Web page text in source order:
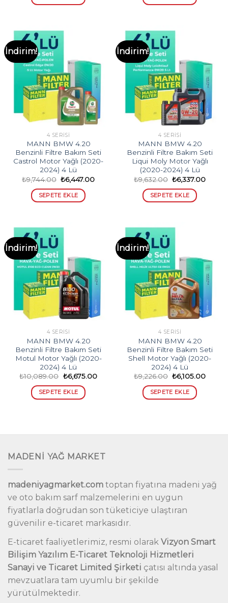
İndirim!
4 SERISI
MANN BMW 4.20
Benzinli Filtre Bakım Seti
Castrol Motor Yağlı (2020-
2024) 4 Lü
₺9,744.00 Orijinal
fiyat:
₺9,744.00.
₺6,447.00Şu
SEPETE EKLE
İndirim!
4 SERISI
MANN BMW 4.20
Benzinli Filtre Bakım Seti
Liqui Moly Motor Yağlı
(2020-2024) 4 Lü
₺9,632.00 Orijinal
fiyat:
₺9,632.00.
₺6,337.00Şu
SEPETE EKLE
İndirim!
4 SERISI
MANN BMW 4.20
Benzinli Filtre Bakım Seti
Motul Motor Yağlı (2020-
2024) 4 Lü
₺10,089.00 Orijinal
fiyat:
₺10,089.00.
₺6,675.00Şu
SEPETE EKLE
İndirim!
4 SERISI
MANN BMW 4.20
Benzinli Filtre Bakım Seti
Shell Motor Yağlı (2020-
2024) 4 Lü
₺9,226.00 Orijinal
fiyat:
₺9,226.00.
₺6,105.00Şu
SEPETE EKLE
MADENİ YAĞ MARKET
madeniyagmarket.com toptan fiyatına madeni yağ
ve oto bakım sarf malzemelerini en uygun
fiyatlarla doğrudan son tüketiciye ulaştıran
güvenilir e-ticaret markasıdır.
E-ticaret faaliyetlerimiz, resmi olarak Vizyon Smart
Bilişim Yazılım E-Ticaret Teknoloji Hizmetleri
Sanayi ve Ticaret Limited Şirketi çatısı altında yasal
mevzuatlara tam uyumlu bir şekilde
yürütülmektedir.